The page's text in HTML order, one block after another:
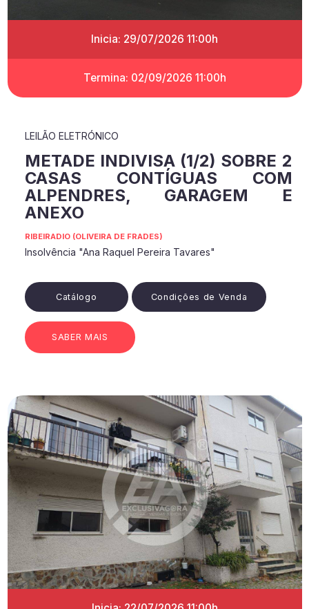
Inicia: 29/07/2026 11:00h
Termina: 02/09/2026 11:00h
LEILÃO ELETRÓNICO
METADE INDIVISA (1/2) SOBRE 2
CASAS CONTÍGUAS COM
ALPENDRES, GARAGEM E
ANEXO
RIBEIRADIO (OLIVEIRA DE FRADES)
Insolvência "Ana Raquel Pereira Tavares"
Catálogo Condições de Venda
SABER MAIS